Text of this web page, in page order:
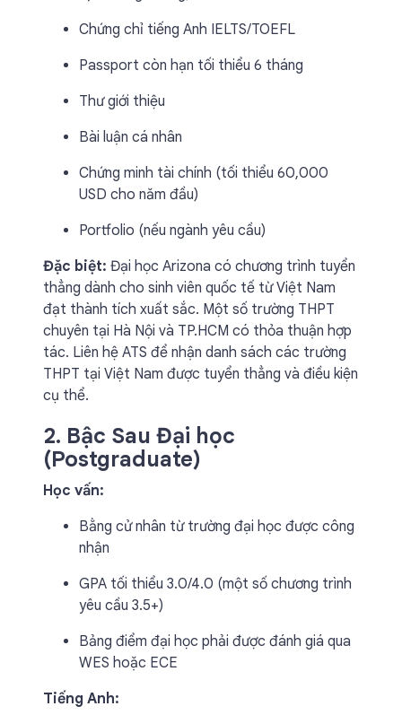
Chứng chỉ tiếng Anh IELTS/TOEFL
Passport còn hạn tối thiểu 6 tháng
Thư giới thiệu
Bài luận cá nhân
Chứng minh tài chính (tối thiểu 60,000
USD cho năm đầu)
Portfolio (nếu ngành yêu cầu)
Đặc biệt: Đại học Arizona có chương trình tuyển
thẳng dành cho sinh viên quốc tế từ Việt Nam
đạt thành tích xuất sắc. Một số trường THPT
chuyên tại Hà Nội và TP.HCM có thỏa thuận hợp
tác. Liên hệ ATS để nhận danh sách các trường
THPT tại Việt Nam được tuyển thẳng và điều kiện
cụ thể.
2. Bậc Sau Đại học
(Postgraduate)
Học vấn:
Bằng cử nhân từ trường đại học được công
nhận
GPA tối thiểu 3.0/4.0 (một số chương trình
yêu cầu 3.5+)
Bảng điểm đại học phải được đánh giá qua
WES hoặc ECE
Tiếng Anh: